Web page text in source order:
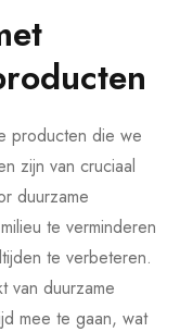
producten die we
zijn van cruciaal
duurzame
te verminderen
te verbeteren.
van duurzame
mee te gaan, wat